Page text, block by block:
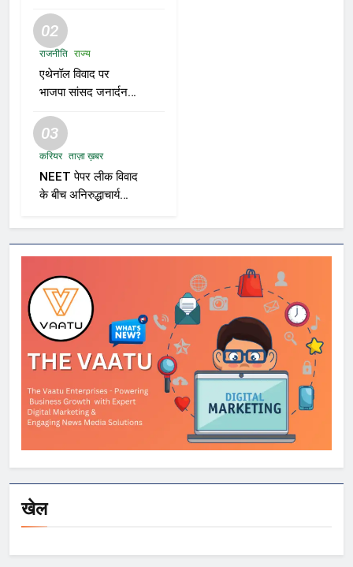
02
राजनीति राज्य
एथेनॉल विवाद पर
भाजपा सांसद जनार्दन
पेट्रोल तुम्हारे बाप के घर
से आएगा?”
03
करियर ताज़ा ख़बर
NEET पेपर लीक विवाद
के बीच अनिरुद्धाचार्य
सरकार पर साधा
निशाना
खेल